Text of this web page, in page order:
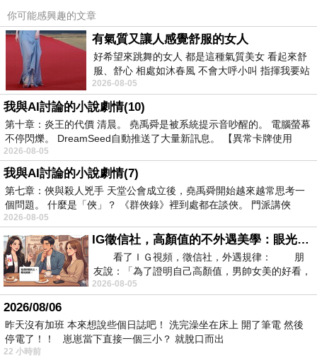
廠，Primitivo di Manduria為其DOC的名稱，此
DOC規定葡萄必須要成熟到酒精度達14%以上，
才可稱為Primitivo di Manduria，否則只能標示
IGT等級的Alberello或是最低等級的VDT；此酒
的葡萄品種為Primitivo，此品種經DNA鑑定後，
與加州的金粉黛(Zinfandale)為同一品種，但名氣
遠不如它的後生晚輩金粉黛出名；而在去年普羅
斯特剛進口此酒時，好友彭兄就曾買來一瓶與我
分享，當時就覺得此酒品質不錯，口感確實有金
粉黛的獨特風味，不過以當時NT$900的訂價而
言，似乎有點貴；而去年底普羅斯特因故以三折
出清此酒，一瓶的價格只有NT$270，已接近義
大利當地的售價了，我當即去店裏試了一瓶，發
現口味與之前喝的完全一樣，並未變質，因此一
口氣買了24瓶，作為我的house wine，打算一個
月喝一瓶，可以一直喝到明年底。
你可能感興趣的文章
有氣質又讓人感覺舒服的女人
好希望來跳舞的女人 都是這種氣質美女 看起來舒
服、舒心 相處如沐春風 不會大呼小叫 指揮我要站
哪個位子 妳老幾？？
2026-08-05
我與AI討論的小說劇情(10)
第十章：炎王的代價 清晨。 堯禹舜是被系統提示音吵醒的。 電腦螢幕
不停閃爍。 DreamSeed自動推送了大量新訊息。 【異常卡牌使用
2026-08-05
我與AI討論的小說劇情(7)
第七章：俠與殺人兇手 天堂公會成立後，堯禹舜開始越來越常思考一
個問題。 什麼是「俠」？ 《群俠錄》裡到處都在談俠。 門派講俠
2026-08-05
IG徵信社，高顏值的不外遇美學：眼光太高也是一種防禦，為了證明我長得好看，我決定一輩子不外遇！
看了ＩＧ視頻，徵信社，外遇規律： 朋
友說：「為了證明自己高顏值，男帥女美的好看，
且眼光高，我決定一輩子不外遇。」
2026-08-05
2026/08/06
昨天沒有加班 本來想說些個日誌吧！ 洗完澡坐在床上 開了筆電 然後
停電了！！ 崽崽當下直接一個三小？ 就脫口而出
22 小時前